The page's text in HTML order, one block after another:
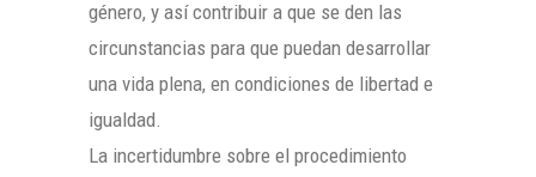
género, y así contribuir a que se den las
circunstancias para que puedan desarrollar
una vida plena, en condiciones de libertad e
igualdad.
La incertidumbre sobre el procedimiento